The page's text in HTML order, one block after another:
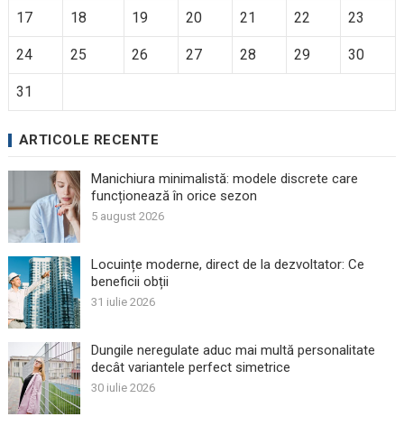
17 18 19 20 21 22 23
24 25 26 27 28 29 30
31
ARTICOLE RECENTE
Manichiura minimalistă: modele discrete care
funcționează în orice sezon
5 august 2026
Locuințe moderne, direct de la dezvoltator: Ce
beneficii obții
31 iulie 2026
Dungile neregulate aduc mai multă personalitate
decât variantele perfect simetrice
30 iulie 2026